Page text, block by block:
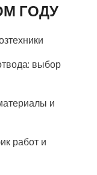
ГОДУ
выбор
и
работ и